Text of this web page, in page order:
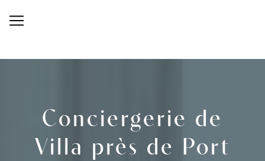
Conciergerie de
Villa près de Port